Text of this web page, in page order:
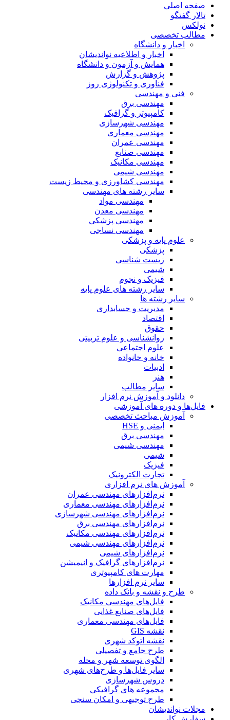
صفحه اصلی
تالار گفتگو
نولکس
مطالب تخصصی
اخبار و دانشگاه
اخبار و اطلاعیه نواندیشان
همایش و آزمون و دانشگاه
پژوهش و گزارش
فناوری و تکنولوژی روز
فنی و مهندسی
مهندسی برق
کامپیوتر و گرافیک
مهندسی شهرسازی
مهندسی معماری
مهندسی عمران
مهندسی صنایع
مهندسی مکانیک
مهندسی شیمی
مهندسی کشاورزی و محیط زیست
سایر رشته های مهندسی
مهندسی مواد
مهندسی معدن
مهندسی پزشکی
مهندسی نساجی
علوم پایه و پزشکی
پزشکی
زیست شناسی
شیمی
فیزیک و نجوم
سایر رشته های علوم پایه
سایر رشته ها
مدیریت و حسابداری
اقتصاد
حقوق
روانشناسی و علوم تربیتی
علوم اجتماعی
خانه و خانواده
ادبیات
هنر
سایر مطالب
دانلود و آموزش نرم افزار
فایل‌ها و دوره های آموزشی
آموزش مباحث تخصصی
ایمنی و HSE
مهندسی برق
مهندسی شیمی
شیمی
فیزیک
تجارت الکترونیک
آموزش های نرم افزاری
نرم‌افزارهای مهندسی عمران
نرم‌افزارهای مهندسی معماری
نرم‌افزارهای مهندسی شهرسازی
نرم‌افزارهای مهندسی برق
نرم‌افزارهای مهندسی مکانیک
نرم‌افزارهای مهندسی شیمی
نرم‌افزارهای شیمی
نرم‌افزارهای گرافیک و انیمیشن
مهارت های کامپیوتری
سایر نرم افزارها
طرح و نقشه و بانک داده
فایل‌های مهندسی مکانیک
فایل‌های صنایع غذایی
فایل‌های مهندسی معماری
نقشه GIS
نقشه اتوکد شهری
طرح جامع و تفصیلی
الگوی توسعه شهر و محله
سایر فایل‌ها و طرح‌های شهری
دروس شهرسازی
مجموعه های گرافیکی
طرح توجیهی و امکان سنجی
مجلات نواندیشان